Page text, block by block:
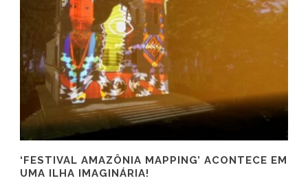
‘FESTIVAL AMAZÔNIA MAPPING’ ACONTECE EM
UMA ILHA IMAGINÁRIA!